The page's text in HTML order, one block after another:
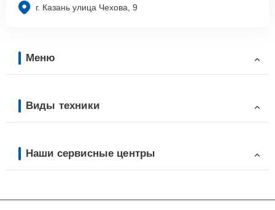
г. Казань улица Чехова, 9
Меню
Виды техники
Наши сервисные центры